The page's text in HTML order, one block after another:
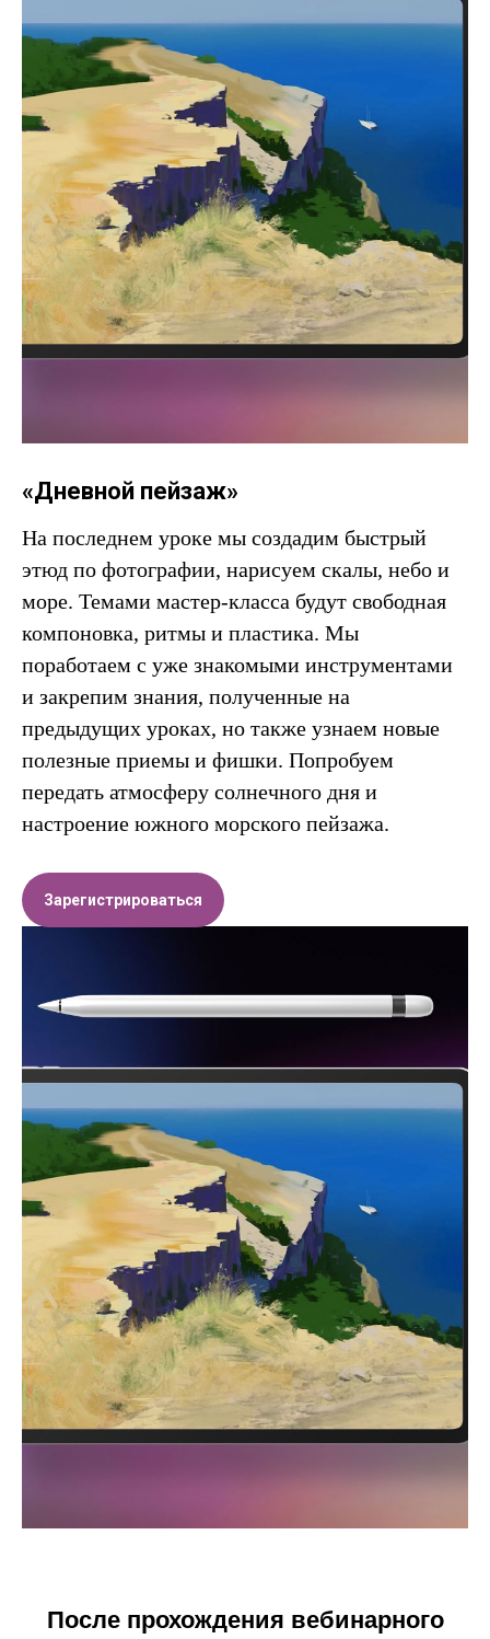
«Дневной пейзаж»
На последнем уроке мы создадим быстрый
этюд по фотографии, нарисуем скалы, небо и
море. Темами мастер-класса будут свободная
компоновка, ритмы и пластика. Мы
поработаем с уже знакомыми инструментами
и закрепим знания, полученные на
предыдущих уроках, но также узнаем новые
полезные приемы и фишки. Попробуем
передать атмосферу солнечного дня и
настроение южного морского пейзажа.
Зарегистрироваться
После прохождения вебинарного